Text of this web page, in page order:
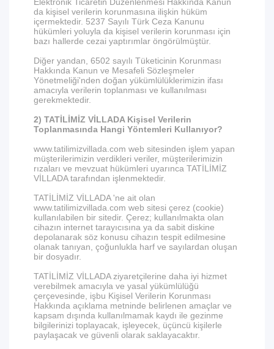
da kişisel verilerin korunmasına ilişkin hüküm
içermektedir. 5237 Sayılı Türk Ceza Kanunu
hükümleri yoluyla da kişisel verilerin korunması için
bazı hallerde cezai yaptırımlar öngörülmüştür.
Diğer yandan, 6502 sayılı Tüketicinin Korunması
Hakkında Kanun ve Mesafeli Sözleşmeler
Yönetmeliği'nden doğan yükümlülüklerimizin ifası
amacıyla verilerin toplanması ve kullanılması
gerekmektedir.
2) TATİLİMİZ VİLLADA Kişisel Verilerin
Toplanmasında Hangi Yöntemleri Kullanıyor?
www.tatilimizvillada.com web sitesinden işlem yapan
müşterilerimizin verdikleri veriler, müşterilerimizin
rızaları ve mevzuat hükümleri uyarınca TATİLİMİZ
VİLLADA tarafından işlenmektedir.
TATİLİMİZ VİLLADA 'ne ait olan
www.tatilimizvillada.com web sitesi çerez (cookie)
kullanılabilen bir sitedir. Çerez; kullanılmakta olan
cihazın internet tarayıcısına ya da sabit diskine
depolanarak söz konusu cihazın tespit edilmesine
olanak tanıyan, çoğunlukla harf ve sayılardan oluşan
bir dosyadır.
TATİLİMİZ VİLLADA ziyaretçilerine daha iyi hizmet
verebilmek amacıyla ve yasal yükümlülüğü
çerçevesinde, işbu Kişisel Verilerin Korunması
Hakkında açıklama metninde belirlenen amaçlar ve
kapsam dışında kullanılmamak kaydı ile gezinme
bilgilerinizi toplayacak, işleyecek, üçüncü kişilerle
paylaşacak ve güvenli olarak saklayacaktır.